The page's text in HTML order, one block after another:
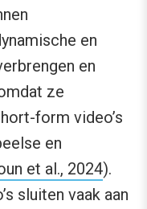
en
en
ze
form video’s
en
et al., 2024).
sluiten vaak aan